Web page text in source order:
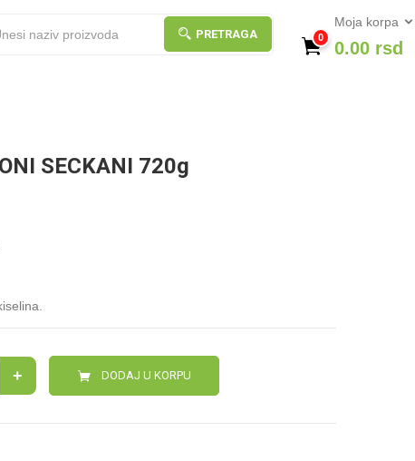
PRETRAGA 0
Moja korpa
0.00 rsd
SECKANI 720g
+ DODAJ U KORPU